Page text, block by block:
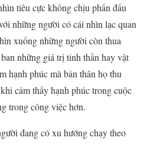
tiêu cực không chịu phấn đấu
những người có cái nhìn lạc quan
xuống những người còn thua
những giá trị tinh thần hay vật
hạnh phúc mà bản thân họ thu
cảm thấy hạnh phúc trong cuộc
trong công việc hơn.
đang có xu hướng chạy theo